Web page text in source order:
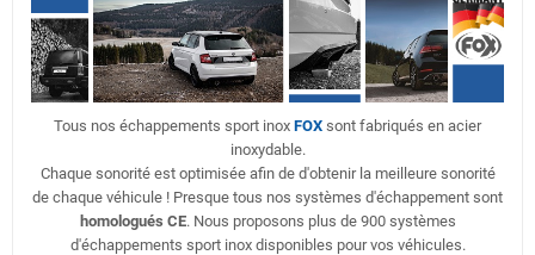
Tous nos échappements sport inox FOX sont fabriqués en acier
inoxydable.
Chaque sonorité est optimisée afin de d'obtenir la meilleure sonorité
de chaque véhicule ! Presque tous nos systèmes d'échappement sont
homologués CE. Nous proposons plus de 900 systèmes
d'échappements sport inox disponibles pour vos véhicules.